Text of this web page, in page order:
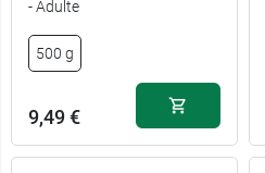
- Adulte
500 g
9,49 €